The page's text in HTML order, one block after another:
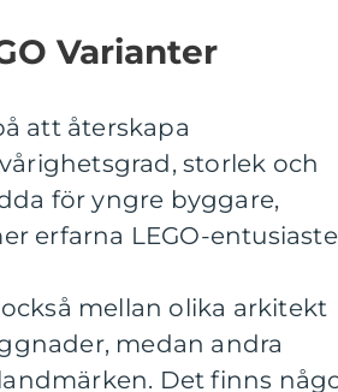
Varianter
att återskapa
storlek och
för yngre byggare,
erfarna LEGO-
mellan olika arkitekt
medan andra
Det finns